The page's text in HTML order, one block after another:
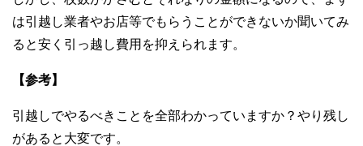
は引越し業者やお店等でもらうことができないか聞いてみ
ると安く引っ越し費用を抑えられます。
【参考】
引越しでやるべきことを全部わかっていますか？やり残し
があると大変です。